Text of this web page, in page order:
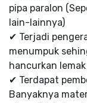
pipa paralon
lain-lainnya)
✔ Terjadi
menumpuk
hancurkan
✔ Terdapat
Banyaknya